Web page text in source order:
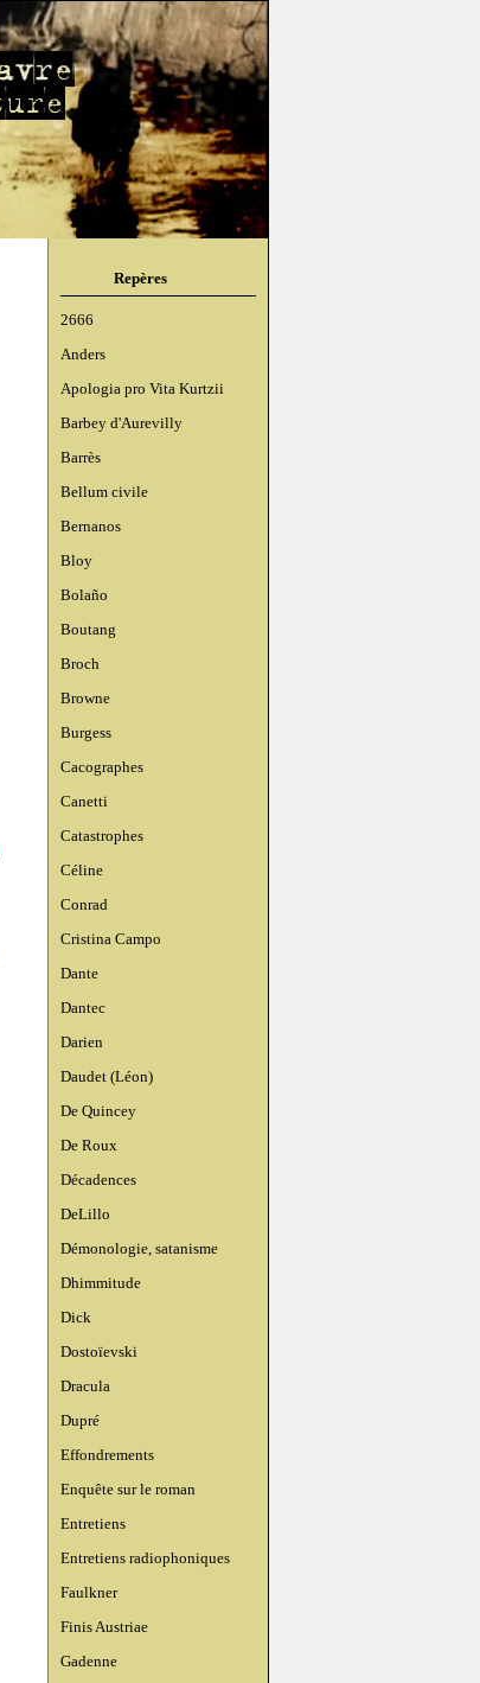
Repères
2666
Anders
Apologia pro Vita Kurtzii
Barbey d'Aurevilly
Barrès
Bellum civile
Bernanos
Bloy
Bolaño
Boutang
Broch
Browne
Burgess
Cacographes
Canetti
Catastrophes
Céline
Conrad
Cristina Campo
Dante
Dantec
Darien
Daudet (Léon)
De Quincey
De Roux
Décadences
DeLillo
Démonologie, satanisme
Dhimmitude
Dick
Dostoïevski
Dracula
Dupré
Effondrements
Enquête sur le roman
Entretiens
Entretiens radiophoniques
Faulkner
Finis Austriae
Gadenne